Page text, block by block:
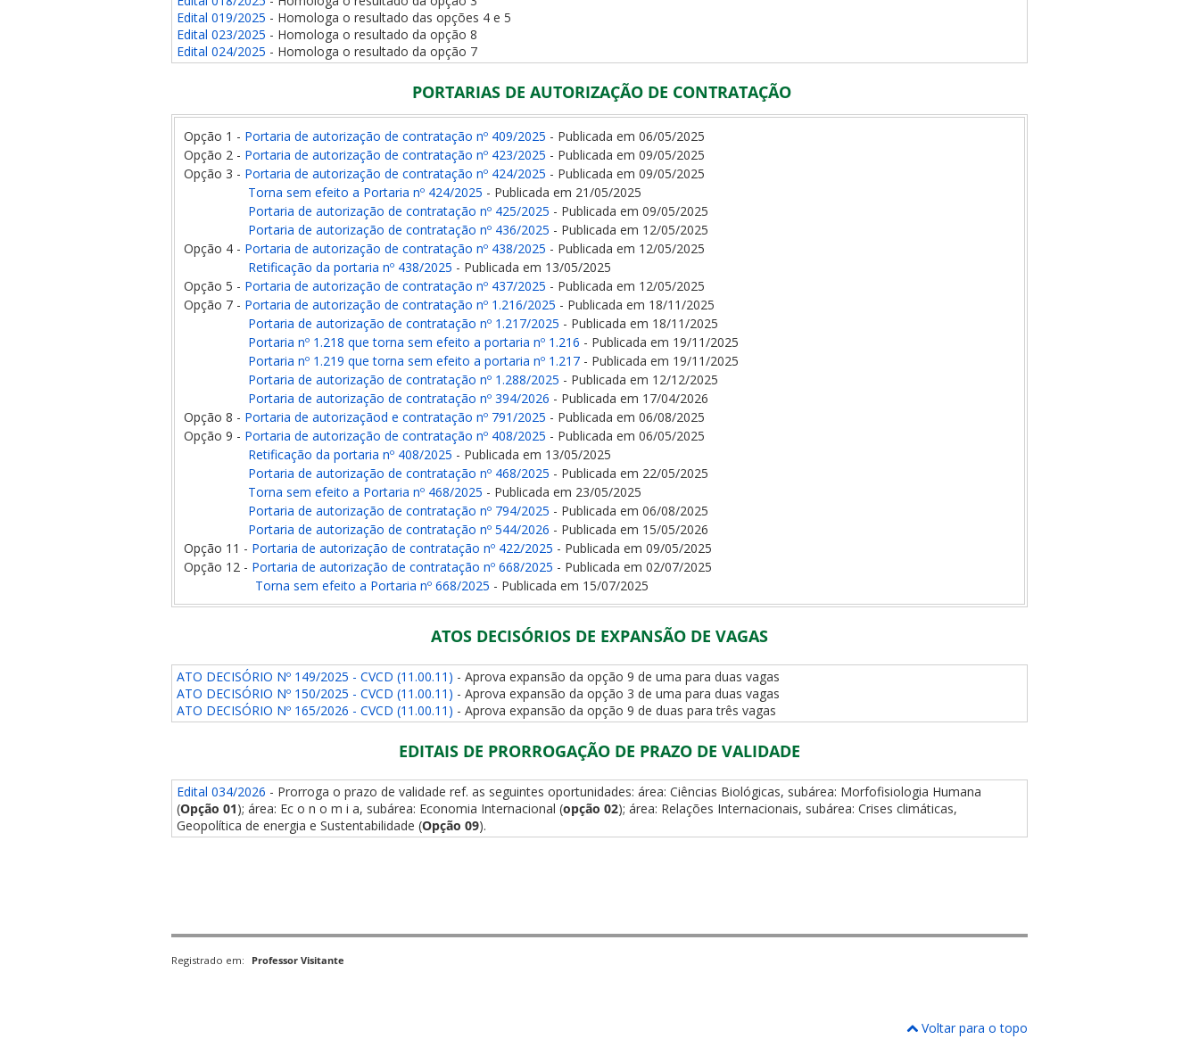
Edital 019/2025 - Homologa o resultado das opções 4 e 5
Edital 023/2025 - Homologa o resultado da opção 8
Edital 024/2025 - Homologa o resultado da opção 7
PORTARIAS DE AUTORIZAÇÃO DE CONTRATAÇÃO
Opção 1 - Portaria de autorização de contratação nº 409/2025 - Publicada em 06/05/2025
Opção 2 - Portaria de autorização de contratação nº 423/2025 - Publicada em 09/05/2025
Opção 3 - Portaria de autorização de contratação nº 424/2025 - Publicada em 09/05/2025
Torna sem efeito a Portaria nº 424/2025 - Publicada em 21/05/2025
Portaria de autorização de contratação nº 425/2025 - Publicada em 09/05/2025
Portaria de autorização de contratação nº 436/2025 - Publicada em 12/05/2025
Opção 4 - Portaria de autorização de contratação nº 438/2025 - Publicada em 12/05/2025
Retificação da portaria nº 438/2025 - Publicada em 13/05/2025
Opção 5 - Portaria de autorização de contratação nº 437/2025 - Publicada em 12/05/2025
Opção 7 - Portaria de autorização de contratação nº 1.216/2025 - Publicada em 18/11/2025
Portaria de autorização de contratação nº 1.217/2025 - Publicada em 18/11/2025
Portaria nº 1.218 que torna sem efeito a portaria nº 1.216 - Publicada em 19/11/2025
Portaria nº 1.219 que torna sem efeito a portaria nº 1.217 - Publicada em 19/11/2025
Portaria de autorização de contratação nº 1.288/2025 - Publicada em 12/12/2025
Portaria de autorização de contratação nº 394/2026 - Publicada em 17/04/2026
Opção 8 - Portaria de autorizaçãod e contratação nº 791/2025 - Publicada em 06/08/2025
Opção 9 - Portaria de autorização de contratação nº 408/2025 - Publicada em 06/05/2025
Retificação da portaria nº 408/2025 - Publicada em 13/05/2025
Portaria de autorização de contratação nº 468/2025 - Publicada em 22/05/2025
Torna sem efeito a Portaria nº 468/2025 - Publicada em 23/05/2025
Portaria de autorização de contratação nº 794/2025 - Publicada em 06/08/2025
Portaria de autorização de contratação nº 544/2026 - Publicada em 15/05/2026
Opção 11 - Portaria de autorização de contratação nº 422/2025 - Publicada em 09/05/2025
Opção 12 - Portaria de autorização de contratação nº 668/2025 - Publicada em 02/07/2025
Torna sem efeito a Portaria nº 668/2025 - Publicada em 15/07/2025
ATOS DECISÓRIOS DE EXPANSÃO DE VAGAS
ATO DECISÓRIO Nº 149/2025 - CVCD (11.00.11) - Aprova expansão da opção 9 de uma para duas vagas
ATO DECISÓRIO Nº 150/2025 - CVCD (11.00.11) - Aprova expansão da opção 3 de uma para duas vagas
ATO DECISÓRIO Nº 165/2026 - CVCD (11.00.11) - Aprova expansão da opção 9 de duas para três vagas
EDITAIS DE PRORROGAÇÃO DE PRAZO DE VALIDADE
Edital 034/2026 - Prorroga o prazo de validade ref. as seguintes oportunidades: área: Ciências Biológicas, subárea: Morfofisiologia Humana
(Opção 01); área: Ec o n o m i a, subárea: Economia Internacional (opção 02); área: Relações Internacionais, subárea: Crises climáticas,
Geopolítica de energia e Sustentabilidade (Opção 09).
Registrado em: Professor Visitante
Voltar para o topo